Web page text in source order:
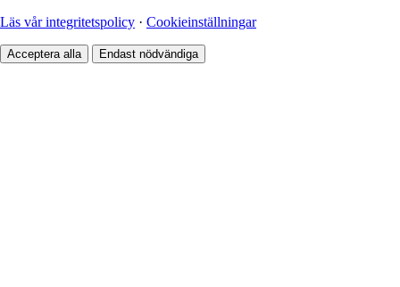
Läs vår integritetspolicy · Cookieinställningar
Acceptera alla Endast nödvändiga